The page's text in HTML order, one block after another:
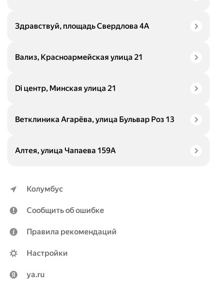
Здравствуй, площадь Свердлова 4А
Вализ, Красноармейская улица 21
Di центр, Минская улица 21
Ветклиника Агарёва, улица Бульвар Роз 13
Алтея, улица Чапаева 159А
Колумбус
Сообщить об ошибке
Правила рекомендаций
Настройки
ya.ru